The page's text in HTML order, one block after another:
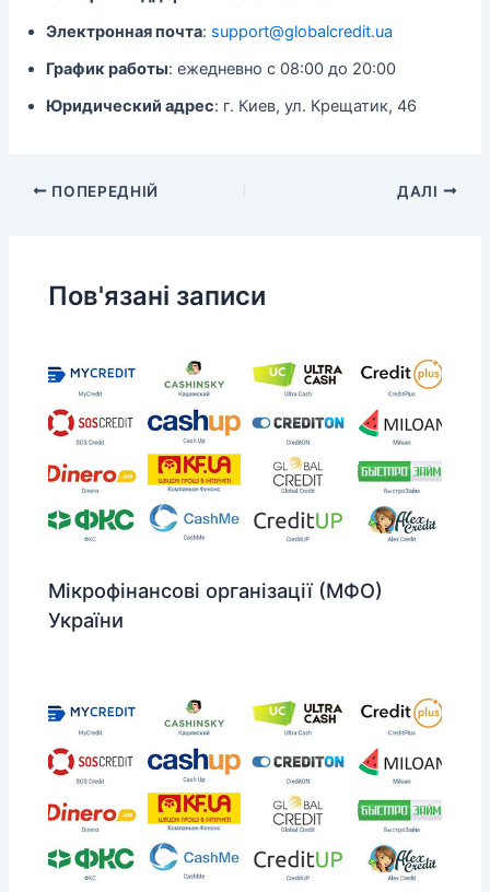
Электронная почта: support@globalcredit.ua
График работы: ежедневно с 08:00 до 20:00
Юридический адрес: г. Киев, ул. Крещатик, 46
ПОПЕРЕДНІЙ ДАЛІ
Пов'язані записи
Мікрофінансові організації (МФО)
України